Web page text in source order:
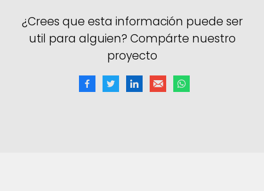
¿Crees que esta información puede ser
util para alguien? Compárte nuestro
proyecto